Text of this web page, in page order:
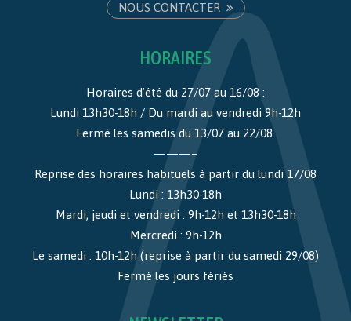
NOUS CONTACTER
HORAIRES
Horaires d’été du 27/07 au 16/08 :
Lundi 13h30-18h / Du mardi au vendredi 9h-12h
Fermé les samedis du 13/07 au 22/08.
———–
Reprise des horaires habituels à partir du lundi 17/08
Lundi : 13h30-18h
Mardi, jeudi et vendredi : 9h-12h et 13h30-18h
Mercredi : 9h-12h
Le samedi : 10h-12h (reprise à partir du samedi 29/08)
Fermé les jours fériés